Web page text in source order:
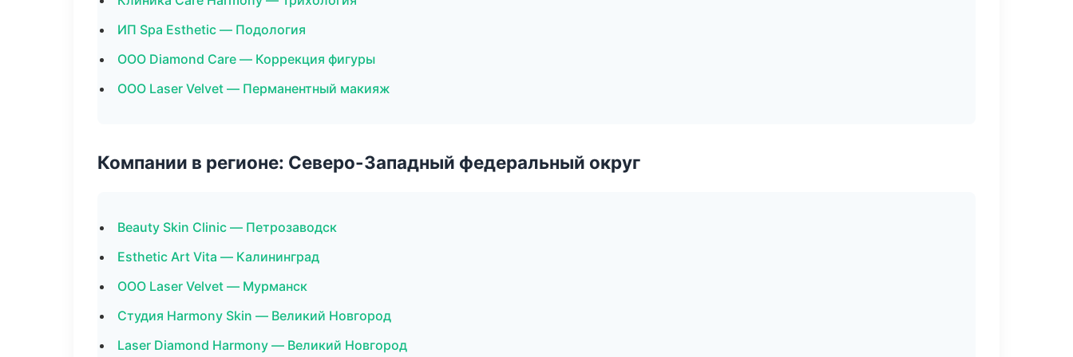
ИП Spa Esthetic — Подология
ООО Diamond Care — Коррекция фигуры
ООО Laser Velvet — Перманентный макияж
Компании в регионе: Северо-Западный федеральный округ
Beauty Skin Clinic — Петрозаводск
Esthetic Art Vita — Калининград
ООО Laser Velvet — Мурманск
Студия Harmony Skin — Великий Новгород
Laser Diamond Harmony — Великий Новгород